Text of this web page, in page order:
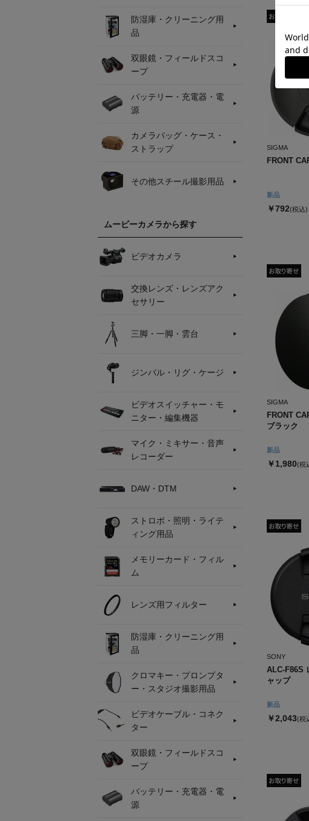
防湿庫・クリーニング用
品
双眼鏡・フィールドスコ
ープ
バッテリー・充電器・電
源
カメラバッグ・ケース・
ストラップ
その他スチール撮影用品
ムービーカメラから探す
ビデオカメラ
交換レンズ・レンズアク
セサリー
三脚・一脚・雲台
ジンバル・リグ・ケージ
ビデオスイッチャー・モ
ニター・編集機器
マイク・ミキサー・音声
レコーダー
DAW・DTM
ストロボ・照明・ライテ
ィング用品
メモリーカード・フィル
ム
レンズ用フィルター
防湿庫・クリーニング用
品
クロマキー・プロンプタ
ー・スタジオ撮影用品
ビデオケーブル・コネク
ター
双眼鏡・フィールドスコ
ープ
バッテリー・充電器・電
源
新品
SIGMA
FRONT
￥792(税込)
新品
SIGMA
FRONT
ブラック
￥1,980(税
新品
SONY
ALC-F86S
ャップ
￥2,043(税